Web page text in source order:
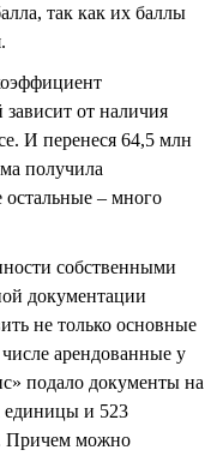
так как их баллы
от наличия
И перенеся 64,5 млн
получила
– много
собственными
документации
не только основные
арендованные у
подало документы на
единицы и 523
Причем можно